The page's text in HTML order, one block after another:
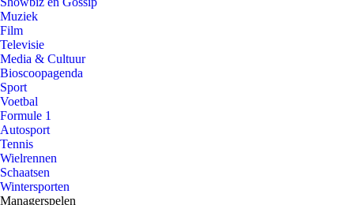
Muziek
Film
Televisie
Media & Cultuur
Bioscoopagenda
Sport
Voetbal
Formule 1
Autosport
Tennis
Wielrennen
Schaatsen
Wintersporten
Managerspelen